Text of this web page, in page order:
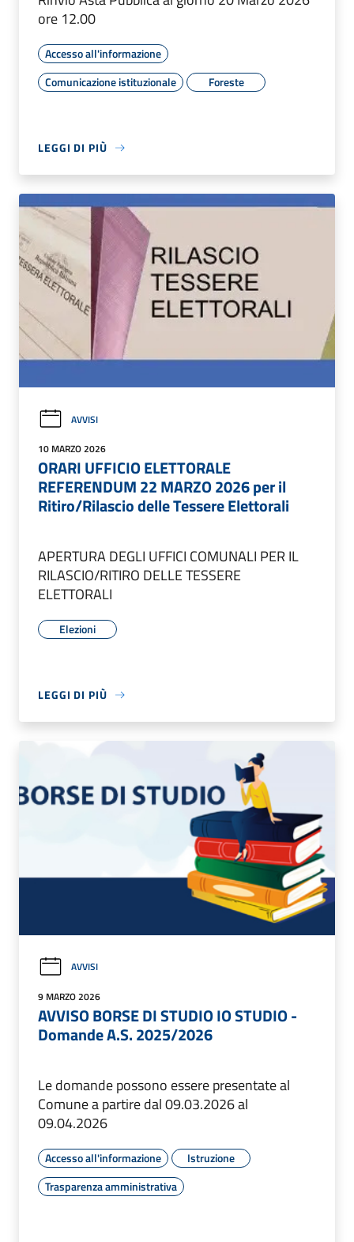
ore 12.00
Accesso all'informazione
Comunicazione istituzionale
Foreste
LEGGI DI PIÙ
AVVISI
10 MARZO 2026
ORARI UFFICIO ELETTORALE
REFERENDUM 22 MARZO 2026 per il
Ritiro/Rilascio delle Tessere Elettorali
APERTURA DEGLI UFFICI COMUNALI PER IL
RILASCIO/RITIRO DELLE TESSERE
ELETTORALI
Elezioni
LEGGI DI PIÙ
AVVISI
9 MARZO 2026
AVVISO BORSE DI STUDIO IO STUDIO -
Domande A.S. 2025/2026
Le domande possono essere presentate al
Comune a partire dal 09.03.2026 al
09.04.2026
Accesso all'informazione
Istruzione
Trasparenza amministrativa